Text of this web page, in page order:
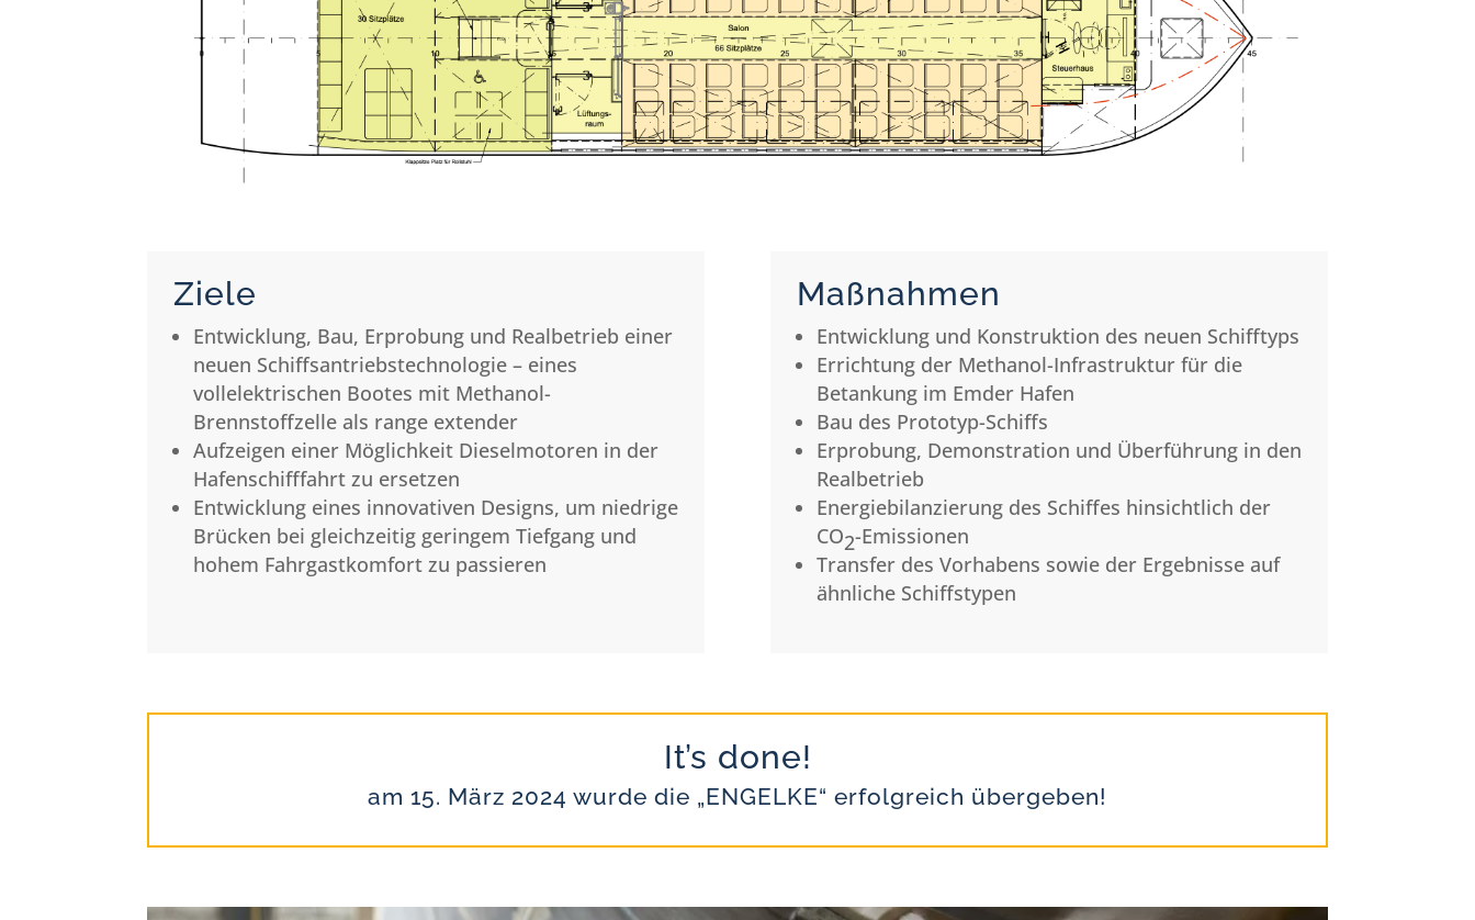
Ziele
Entwicklung, Bau, Erprobung und Realbetrieb einer
neuen Schiffsantriebstechnologie – eines
vollelektrischen Bootes mit Methanol-
Brennstoffzelle als range extender
Aufzeigen einer Möglichkeit Dieselmotoren in der
Hafenschifffahrt zu ersetzen
Entwicklung eines innovativen Designs, um niedrige
Brücken bei gleichzeitig geringem Tiefgang und
hohem Fahrgastkomfort zu passieren
Maßnahmen
Entwicklung und Konstruktion des neuen Schifftyps
Errichtung der Methanol-Infrastruktur für die
Betankung im Emder Hafen
Bau des Prototyp-Schiffs
Erprobung, Demonstration und Überführung in den
Realbetrieb
Energiebilanzierung des Schiffes hinsichtlich der
CO2-Emissionen
Transfer des Vorhabens sowie der Ergebnisse auf
ähnliche Schiffstypen
It’s done!
am 15. März 2024 wurde die „ENGELKE“ erfolgreich übergeben!